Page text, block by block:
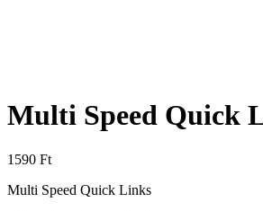
Multi Speed Quick
1590 Ft
Multi Speed Quick Links